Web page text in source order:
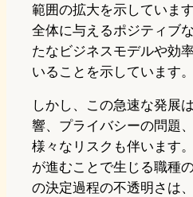
範囲の拡大を示していま
全体に与えるポジティブ
たなビジネスモデルや効
いることを示しています。
しかし、この急速な発展
響、プライバシーの問題
様々なリスクも伴います
が進むことで生じる職種
の決定過程の不透明さは